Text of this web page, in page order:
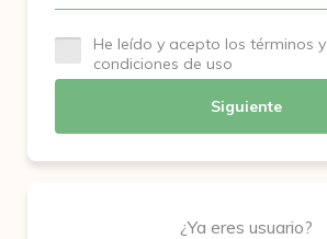
He leído y acepto los términos y
condiciones de uso
Siguiente
¿Ya eres usuario?